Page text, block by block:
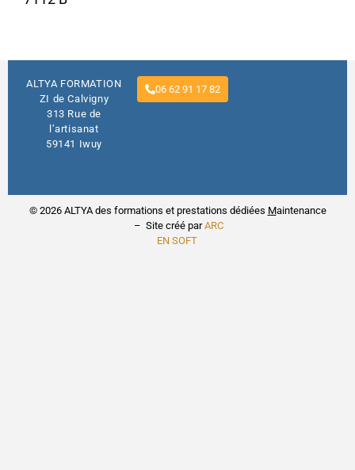
ALTYA FORMATION
ZI de Calvigny
313 Rue de
l’artisanat
59141 Iwuy
06 62 91 17 82
© 2026 ALTYA des formations et prestations dédiées Maintenance
– Site créé parARC
EN SOFT